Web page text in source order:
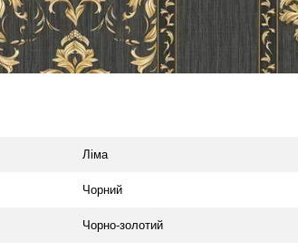
Ліма
Чорний
Чорно-золотий